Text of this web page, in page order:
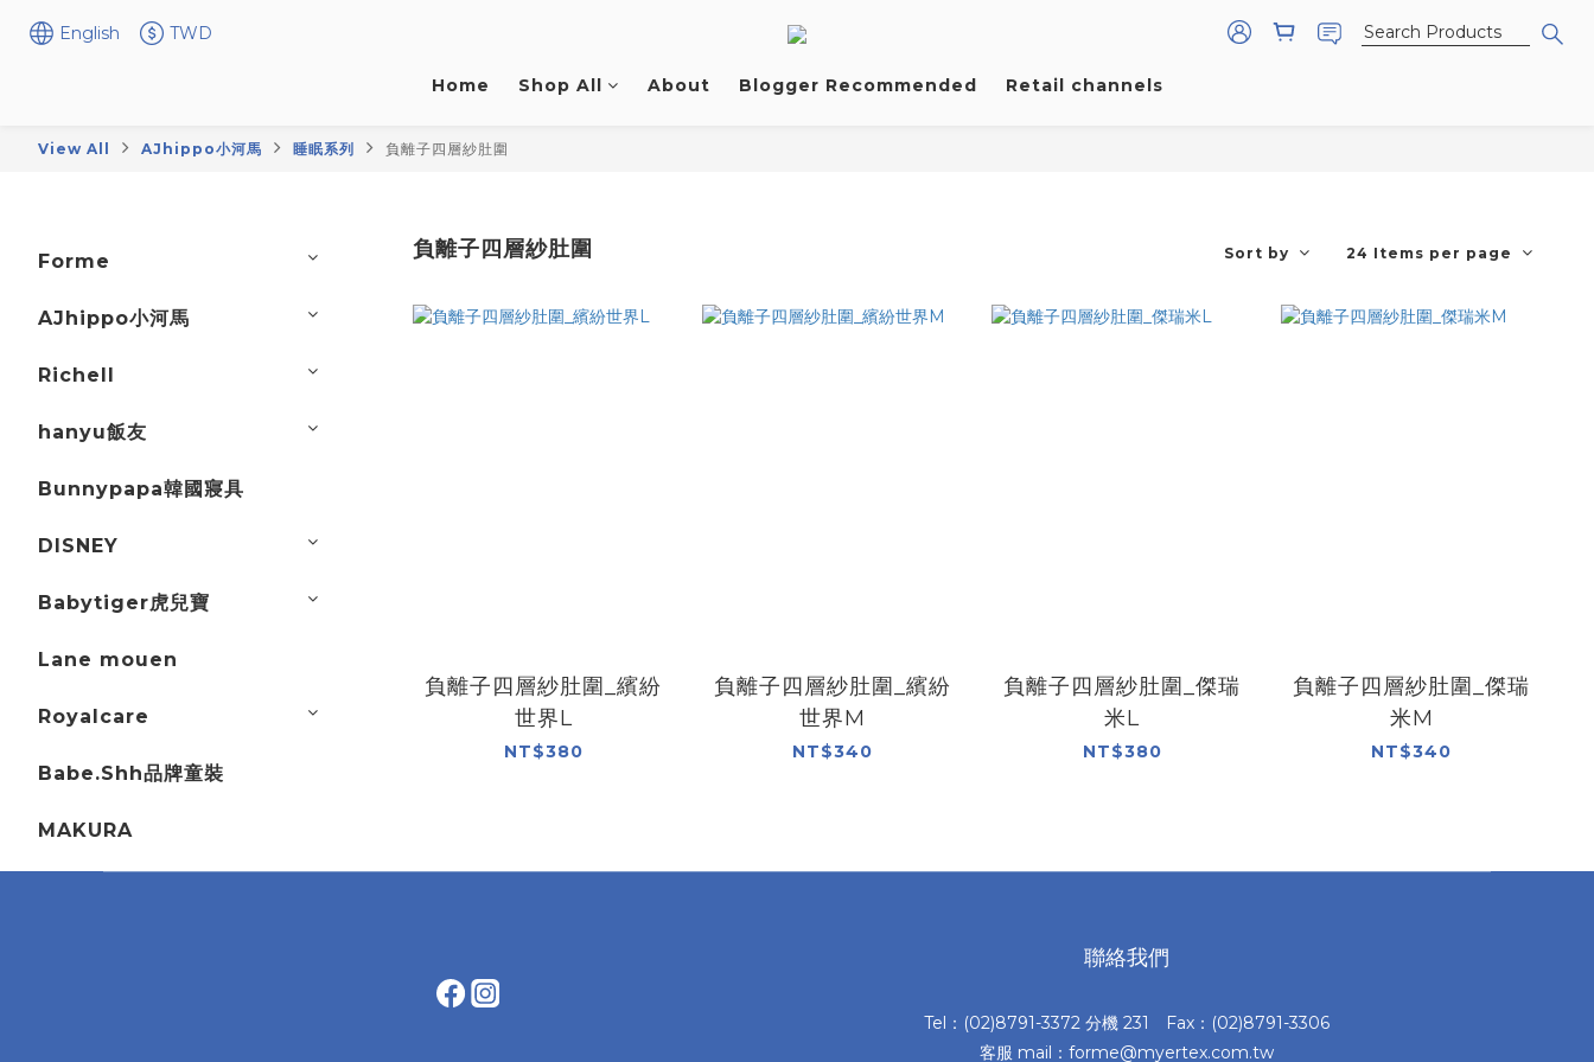
English TWD
Home Shop All About Blogger Recommended Retail channels
View All AJhippo小河馬 睡眠系列 負離子四層紗肚圍
Forme
AJhippo小河馬
Richell
hanyu飯友
Bunnypapa韓國寢具
DISNEY
Babytiger虎兒寶
Lane mouen
Royalcare
Babe.Shh品牌童裝
MAKURA
負離子四層紗肚圍 Sort by 24 Items per page
負離子四層紗肚圍_繽紛
世界L
NT$380
負離子四層紗肚圍_繽紛
世界M
NT$340
負離子四層紗肚圍_傑瑞
米L
NT$380
負離子四層紗肚圍_傑瑞
米M
NT$340
聯絡我們
Tel：(02)8791-3372 分機 231 Fax：(02)8791-3306
客服 mail：forme@myertex.com.tw